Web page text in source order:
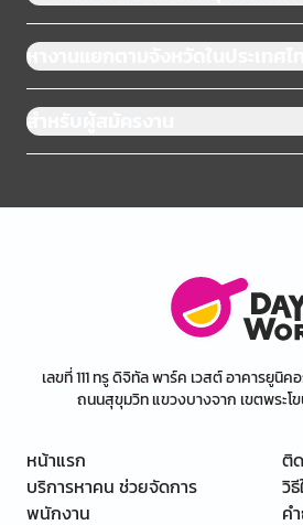
หางานแยกตามจังหวัดในประเทศไทย
สำหรับผู้สมัครงาน
เลขที่ 111 ทรู ดิจิทัล พาร์ค เวสต์ อาคารยูนิค
ถนนสุขุมวิท แขวงบางจาก เขตพระโ
หน้าแรก
บริการหาคน ช่วยจัดการ
พนักงาน
ติ
วิ
ค